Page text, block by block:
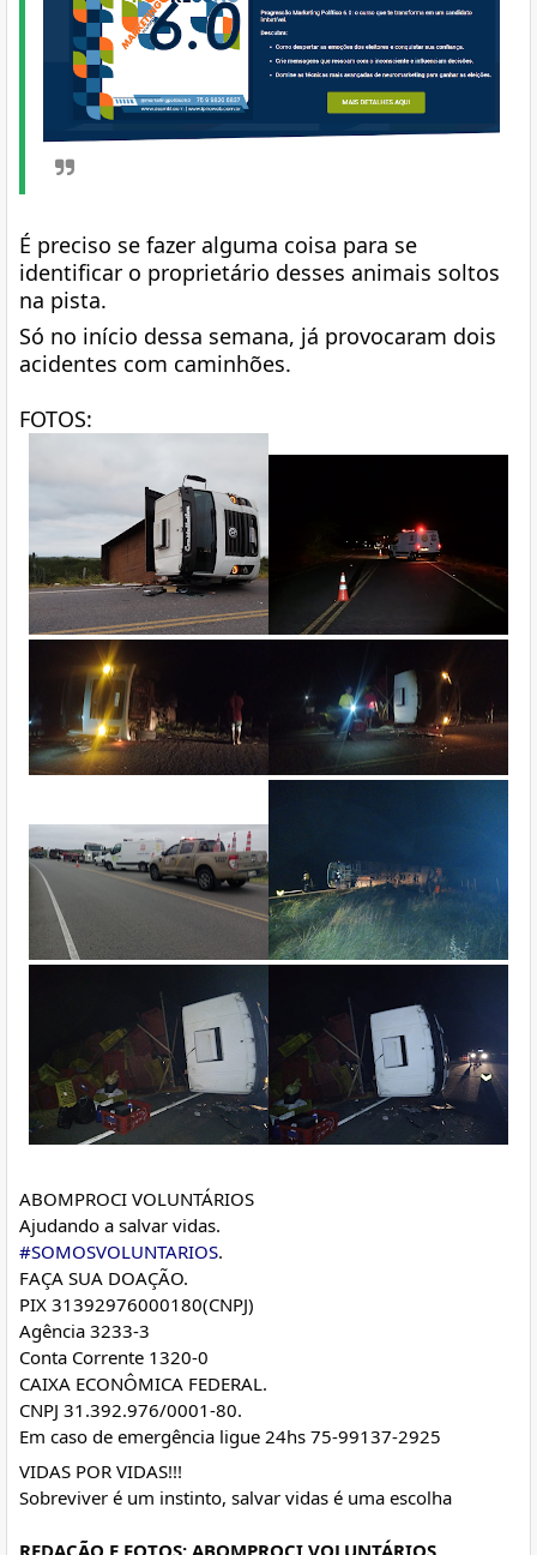
É preciso se fazer alguma coisa para se
identificar o proprietário desses animais soltos
na pista.
Só no início dessa semana, já provocaram dois
acidentes com caminhões.
FOTOS:
ABOMPROCI VOLUNTÁRIOS
Ajudando a salvar vidas.
#SOMOSVOLUNTARIOS.
FAÇA SUA DOAÇÃO.
PIX 31392976000180(CNPJ)
Agência 3233-3
Conta Corrente 1320-0
CAIXA ECONÔMICA FEDERAL.
CNPJ 31.392.976/0001-80.
Em caso de emergência ligue 24hs 75-99137-2925
VIDAS POR VIDAS!!!
Sobreviver é um instinto, salvar vidas é uma escolha